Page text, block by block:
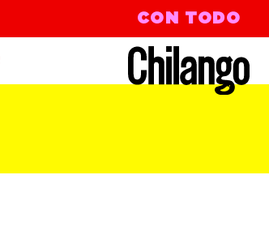
CON TODO